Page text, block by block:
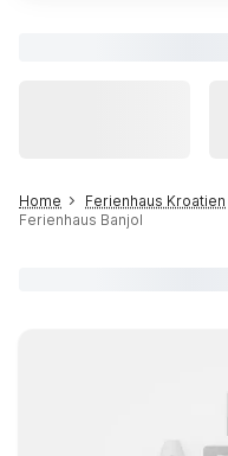
Home Ferienhaus Kroatien
Ferienhaus Banjol